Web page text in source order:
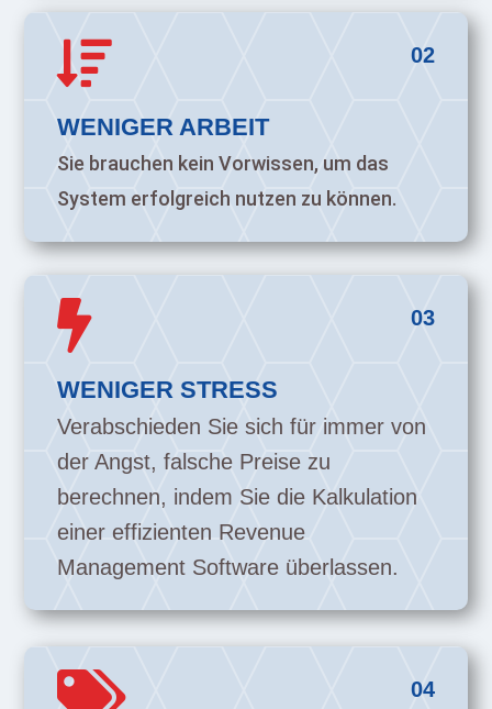
02

WENIGER ARBEIT
Sie brauchen kein Vorwissen, um das
System erfolgreich nutzen zu können.
03

WENIGER STRESS
Verabschieden Sie sich für immer von
der Angst, falsche Preise zu
berechnen, indem Sie die Kalkulation
einer effizienten Revenue
Management Software überlassen.
04
